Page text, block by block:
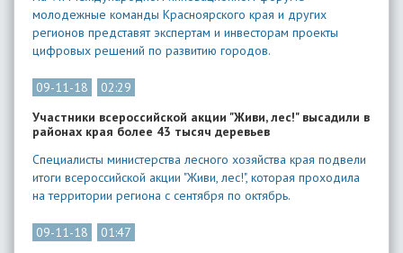
молодежные команды Красноярского края и других
регионов представят экспертам и инвесторам проекты
цифровых решений по развитию городов.
09-11-18
02:29
Участники всероссийской акции "Живи, лес!" высадили в
районах края более 43 тысяч деревьев
Специалисты министерства лесного хозяйства края подвели
итоги всероссийской акции "Живи, лес!", которая проходила
на территории региона с сентября по октябрь.
09-11-18
01:47